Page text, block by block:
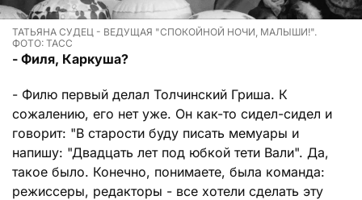
ТАТЬЯНА СУДЕЦ - ВЕДУЩАЯ "СПОКОЙНОЙ НОЧИ, МАЛЫШИ!".
ФОТО: ТАСС
- Филя, Каркуша?
- Филю первый делал Толчинский Гриша. К
сожалению, его нет уже. Он как-то сидел-сидел и
говорит: "В старости буду писать мемуары и
напишу: "Двадцать лет под юбкой тети Вали". Да,
такое было. Конечно, понимаете, была команда:
режиссеры, редакторы - все хотели сделать эту